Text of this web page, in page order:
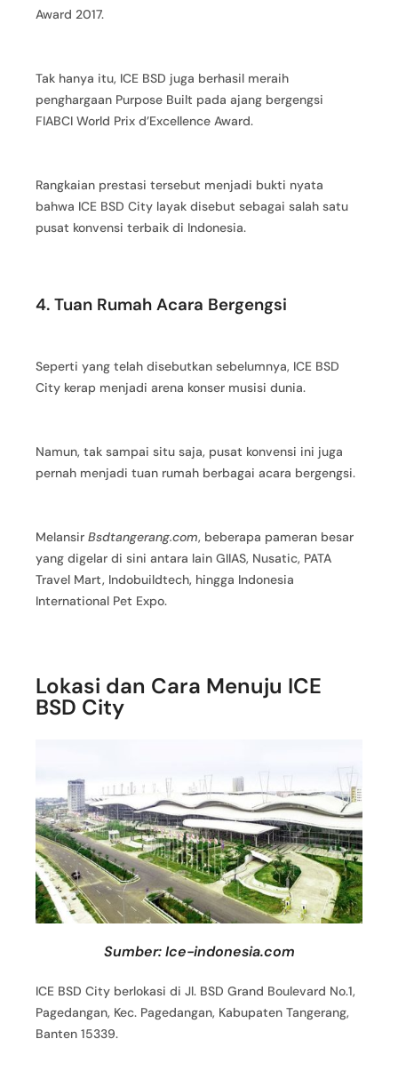
Award 2017.
Tak hanya itu, ICE BSD juga berhasil meraih
penghargaan Purpose Built pada ajang bergengsi
FIABCI World Prix d’Excellence Award.
Rangkaian prestasi tersebut menjadi bukti nyata
bahwa ICE BSD City layak disebut sebagai salah satu
pusat konvensi terbaik di Indonesia.
4. Tuan Rumah Acara Bergengsi
Seperti yang telah disebutkan sebelumnya, ICE BSD
City kerap menjadi arena konser musisi dunia.
Namun, tak sampai situ saja, pusat konvensi ini juga
pernah menjadi tuan rumah berbagai acara bergengsi.
Melansir Bsdtangerang.com, beberapa pameran besar
yang digelar di sini antara lain GIIAS, Nusatic, PATA
Travel Mart, Indobuildtech, hingga Indonesia
International Pet Expo.
Lokasi dan Cara Menuju ICE
BSD City
Sumber: Ice-indonesia.com
ICE BSD City berlokasi di Jl. BSD Grand Boulevard No.1,
Pagedangan, Kec. Pagedangan, Kabupaten Tangerang,
Banten 15339.